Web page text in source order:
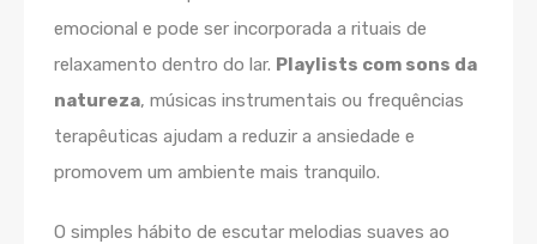
emocional e pode ser incorporada a rituais de
relaxamento dentro do lar. Playlists com sons da
natureza, músicas instrumentais ou frequências
terapêuticas ajudam a reduzir a ansiedade e
promovem um ambiente mais tranquilo.
O simples hábito de escutar melodias suaves ao